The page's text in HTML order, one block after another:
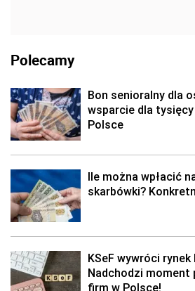
Polecamy
Bon senioralny dla
wsparcie dla
Polsce
Ile można wpłacić
skarbówki?
KSeF wywróci
Nadchodzi moment
firm w Polsce!